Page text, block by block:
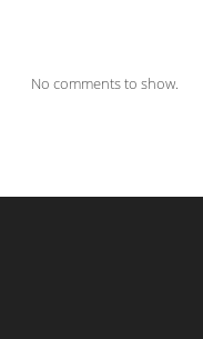
No comments to show.